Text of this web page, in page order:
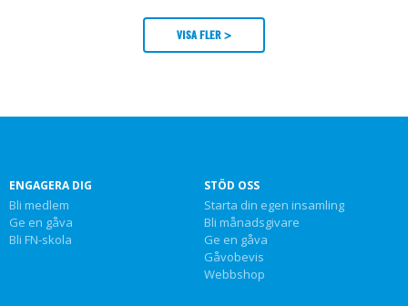
VISA FLER >
ENGAGERA DIG
Bli medlem
Ge en gåva
Bli FN-skola
STÖD OSS
Starta din egen insamling
Bli månadsgivare
Ge en gåva
Gåvobevis
Webbshop